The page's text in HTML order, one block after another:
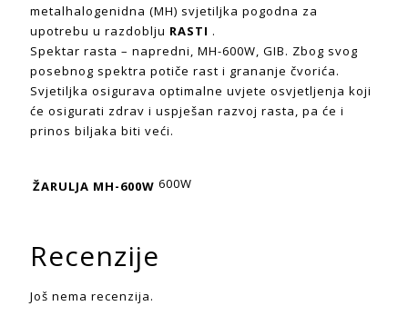
metalhalogenidna (MH) svjetiljka pogodna za
upotrebu u razdoblju RASTI .
Spektar rasta – napredni, MH-600W, GIB. Zbog svog
posebnog spektra potiče rast i grananje čvorića.
Svjetiljka osigurava optimalne uvjete osvjetljenja koji
će osigurati zdrav i uspješan razvoj rasta, pa će i
prinos biljaka biti veći.
ŽARULJA MH-600W 600W
Recenzije
Još nema recenzija.